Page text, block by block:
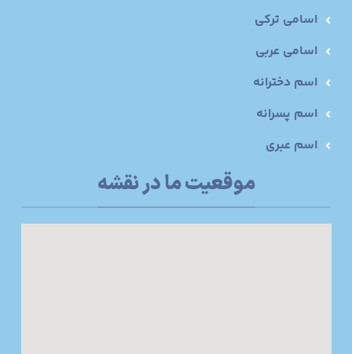
اسامی ترکی
اسامی عربی
اسم دخترانه
اسم پسرانه
اسم عبری
موقعیت ما در نقشه